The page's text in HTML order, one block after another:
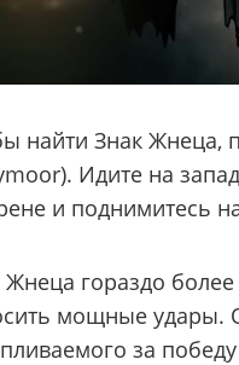
найти Знак Жнеца,
Идите на
и поднимитесь
Жнеца гораздо
мощные удары.
за